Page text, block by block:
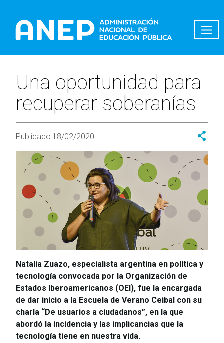
Una oportunidad para
recuperar soberanías
Publicado:18/02/2020
Natalia Zuazo, especialista argentina en política y
tecnología convocada por la Organización de
Estados Iberoamericanos (OEI), fue la encargada
de dar inicio a la Escuela de Verano Ceibal con su
charla “De usuarios a ciudadanos”, en la que
abordó la incidencia y las implicancias que la
tecnología tiene en nuestra vida.